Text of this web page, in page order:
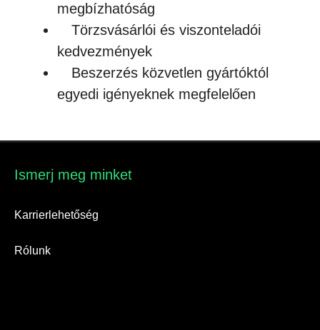
megbízhatóság
Törzsvásárlói és viszonteladói
kedvezmények
Beszerzés közvetlen gyártóktól
egyedi igényeknek megfelelően
Ismerj meg minket​
Karrierlehetőség
Rólunk